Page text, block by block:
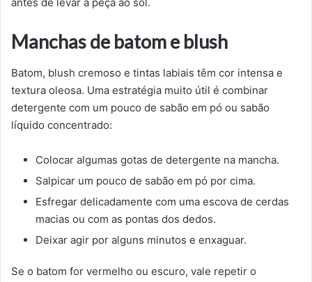
antes de levar a peça ao sol.
Manchas de batom e blush
Batom, blush cremoso e tintas labiais têm cor intensa e
textura oleosa. Uma estratégia muito útil é combinar
detergente com um pouco de sabão em pó ou sabão
líquido concentrado:
Colocar algumas gotas de detergente na mancha.
Salpicar um pouco de sabão em pó por cima.
Esfregar delicadamente com uma escova de cerdas
macias ou com as pontas dos dedos.
Deixar agir por alguns minutos e enxaguar.
Se o batom for vermelho ou escuro, vale repetir o